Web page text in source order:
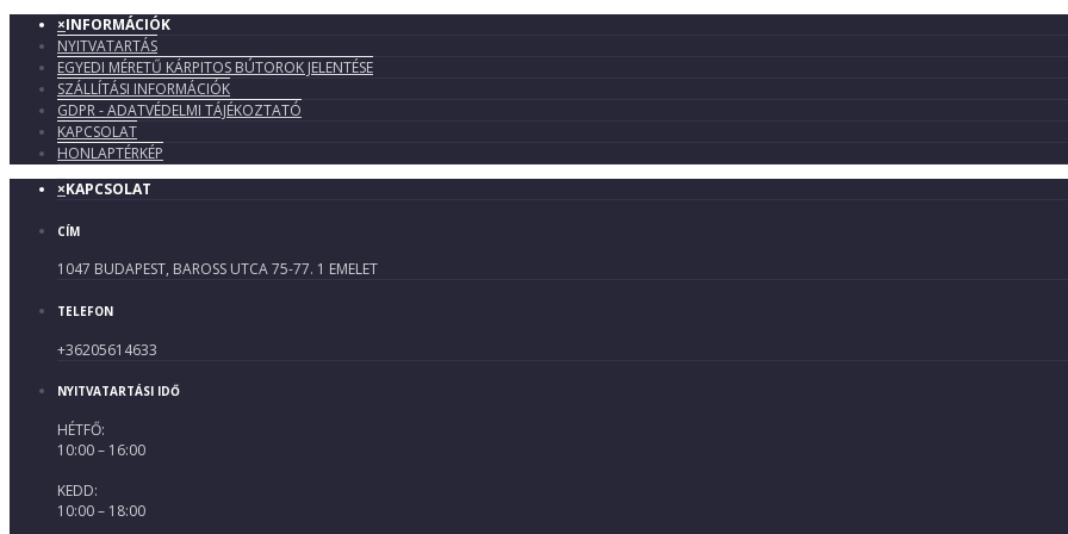
×INFORMÁCIÓK
NYITVATARTÁS
EGYEDI MÉRETŰ KÁRPITOS BÚTOROK JELENTÉSE
SZÁLLÍTÁSI INFORMÁCIÓK
GDPR - ADATVÉDELMI TÁJÉKOZTATÓ
KAPCSOLAT
HONLAPTÉRKÉP
×KAPCSOLAT
CÍM
1047 BUDAPEST, BAROSS UTCA 75-77. 1 EMELET
TELEFON
+36205614633
NYITVATARTÁSI IDŐ
HÉTFŐ:
10:00 – 16:00
KEDD:
10:00 – 18:00